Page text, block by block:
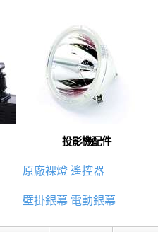
投影機配件
原廠裸燈 遙控器
壁掛銀幕 電動銀幕